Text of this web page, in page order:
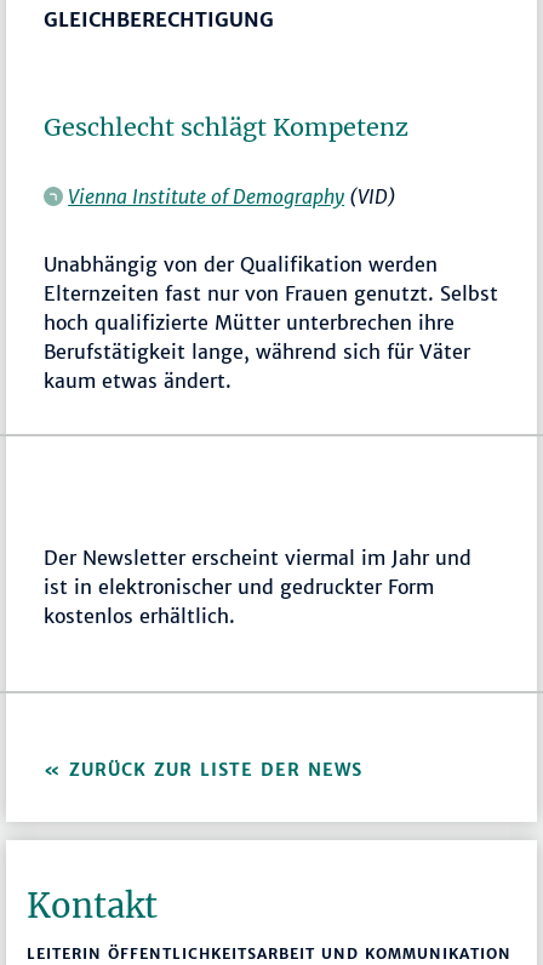
GLEICHBERECHTIGUNG
Geschlecht schlägt Kompetenz
Vienna Institute of Demography (VID)
Unabhängig von der Qualifikation werden
Elternzeiten fast nur von Frauen genutzt. Selbst
hoch qualifizierte Mütter unterbrechen ihre
Berufstätigkeit lange, während sich für Väter
kaum etwas ändert.
Der Newsletter erscheint viermal im Jahr und
ist in elektronischer und gedruckter Form
kostenlos erhältlich.
ZURÜCK ZUR LISTE DER NEWS
Kontakt
LEITERIN ÖFFENTLICHKEITSARBEIT UND KOMMUNIKATION